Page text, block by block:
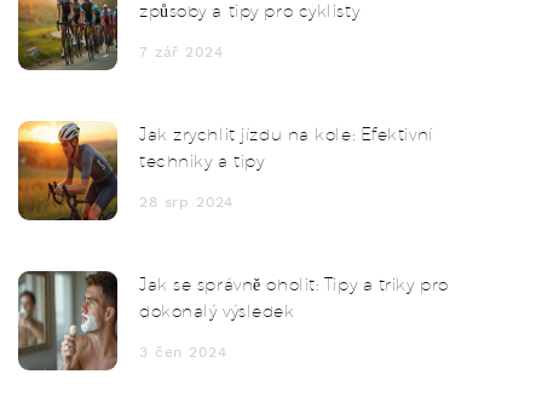
způsoby a tipy pro cyklisty
7 zář 2024
Jak zrychlit jízdu na kole: Efektivní
techniky a tipy
28 srp 2024
Jak se správně oholit: Tipy a triky pro
dokonalý výsledek
3 čen 2024